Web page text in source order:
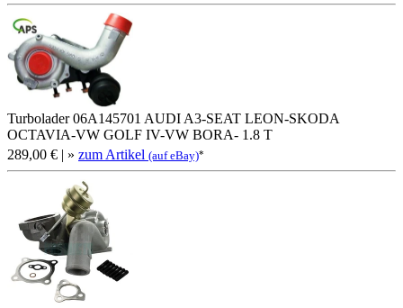
Turbolader 06A145701 AUDI A3-SEAT LEON-SKODA
OCTAVIA-VW GOLF IV-VW BORA- 1.8 T
289,00 € | » zum Artikel (auf eBay)*